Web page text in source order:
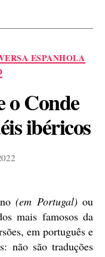
em
ESPANHOLA
o Conde
ibéricos
(em Portugal)ou
mais famosos da
em português e
não são traduções